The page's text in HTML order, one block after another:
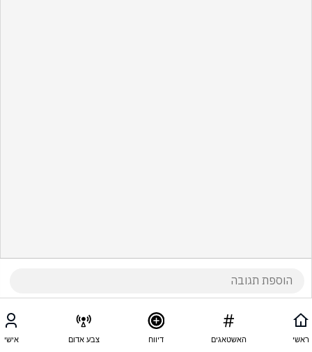
ראשי האשטאגים דיווח צבע אדום אישי